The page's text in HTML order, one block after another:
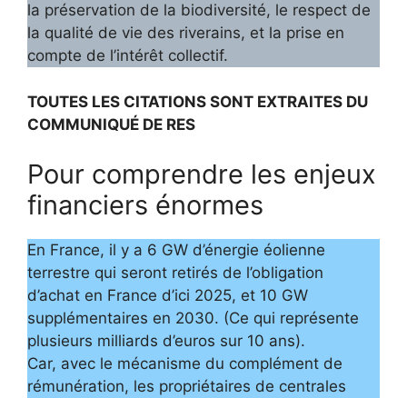
la préservation de la biodiversité, le respect de
la qualité de vie des riverains, et la prise en
compte de l’intérêt collectif.
TOUTES LES CITATIONS SONT EXTRAITES DU
COMMUNIQUÉ DE RES
Pour comprendre les enjeux
financiers énormes
En France, il y a 6 GW d’énergie éolienne
terrestre qui seront retirés de l’obligation
d’achat en France d’ici 2025, et 10 GW
supplémentaires en 2030. (Ce qui représente
plusieurs milliards d’euros sur 10 ans).
Car, avec le mécanisme du complément de
rémunération, les propriétaires de centrales